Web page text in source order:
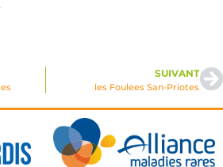
SUIVANT
les Foulees San-Priotes